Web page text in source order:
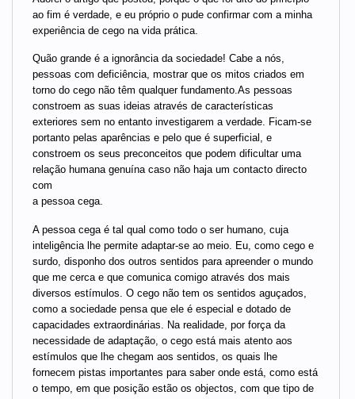
ao fim é verdade, e eu próprio o pude confirmar com a minha
experiência de cego na vida prática.
Quão grande é a ignorância da sociedade! Cabe a nós,
pessoas com deficiência, mostrar que os mitos criados em
torno do cego não têm qualquer fundamento.As pessoas
constroem as suas ideias através de características
exteriores sem no entanto investigarem a verdade. Ficam-se
portanto pelas aparências e pelo que é superficial, e
constroem os seus preconceitos que podem dificultar uma
relação humana genuína caso não haja um contacto directo
com
a pessoa cega.
A pessoa cega é tal qual como todo o ser humano, cuja
inteligência lhe permite adaptar-se ao meio. Eu, como cego e
surdo, disponho dos outros sentidos para apreender o mundo
que me cerca e que comunica comigo através dos mais
diversos estímulos. O cego não tem os sentidos aguçados,
como a sociedade pensa que ele é especial e dotado de
capacidades extraordinárias. Na realidade, por força da
necessidade de adaptação, o cego está mais atento aos
estímulos que lhe chegam aos sentidos, os quais lhe
fornecem pistas importantes para saber onde está, como está
o tempo, em que posição estão os objectos, com que tipo de